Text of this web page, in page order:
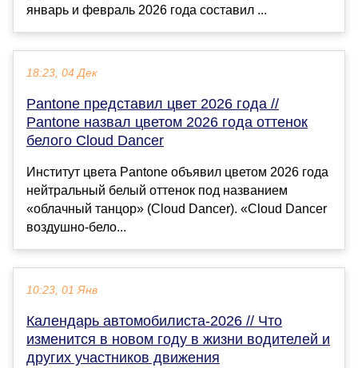
январь и февраль 2026 года составил ...
18:23, 04 Дек
Pantone представил цвет 2026 года //
Pantone назвал цветом 2026 года оттенок
белого Cloud Dancer
Институт цвета Pantone объявил цветом 2026 года
нейтральный белый оттенок под названием
«облачный танцор» (Cloud Dancer). «Cloud Dancer
воздушно-бело...
10:23, 01 Янв
Календарь автомобилиста-2026 // Что
изменится в новом году в жизни водителей и
других участников движения